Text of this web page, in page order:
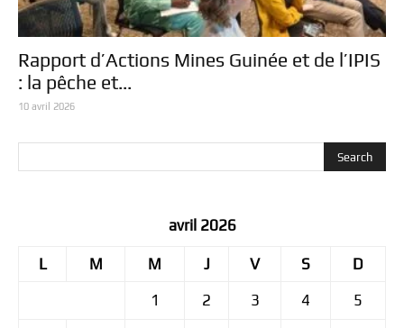
Rapport d’Actions Mines Guinée et de l’IPIS
: la pêche et...
10 avril 2026
avril 2026
L M M J V S
D
1
2 3 4 5